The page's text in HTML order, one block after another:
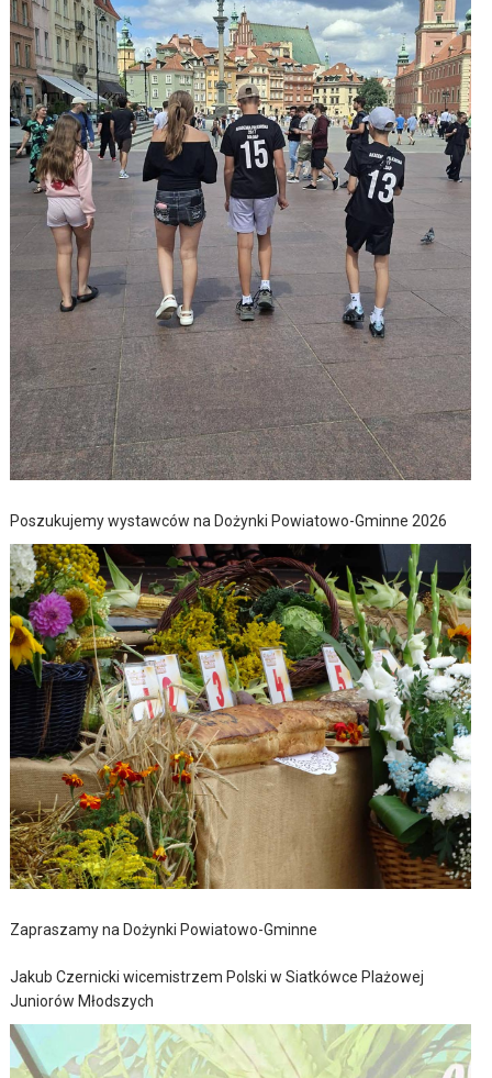
Poszukujemy wystawców na Dożynki Powiatowo-Gminne 2026
Zapraszamy na Dożynki Powiatowo-Gminne
Jakub Czernicki wicemistrzem Polski w Siatkówce Plażowej
Juniorów Młodszych